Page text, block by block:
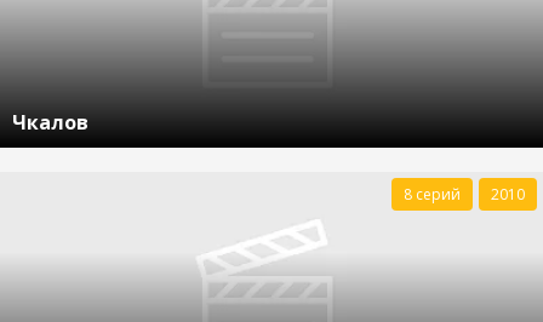
Чкалов
8 серий 2010